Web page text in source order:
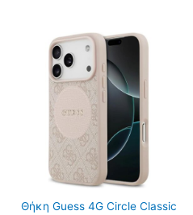
Θήκη Guess 4G Circle Classic